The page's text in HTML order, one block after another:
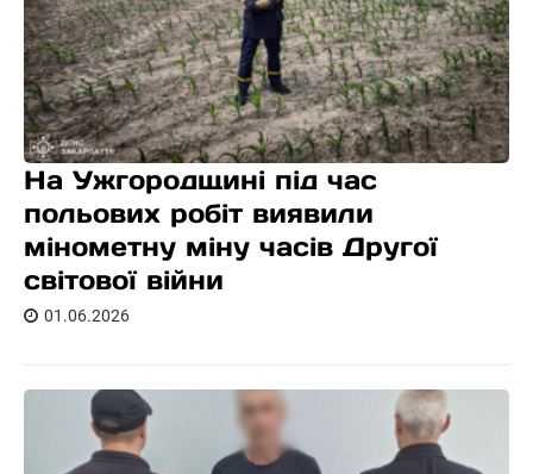
На Ужгородщині під час
польових робіт виявили
мінометну міну часів Другої
світової війни
01.06.2026